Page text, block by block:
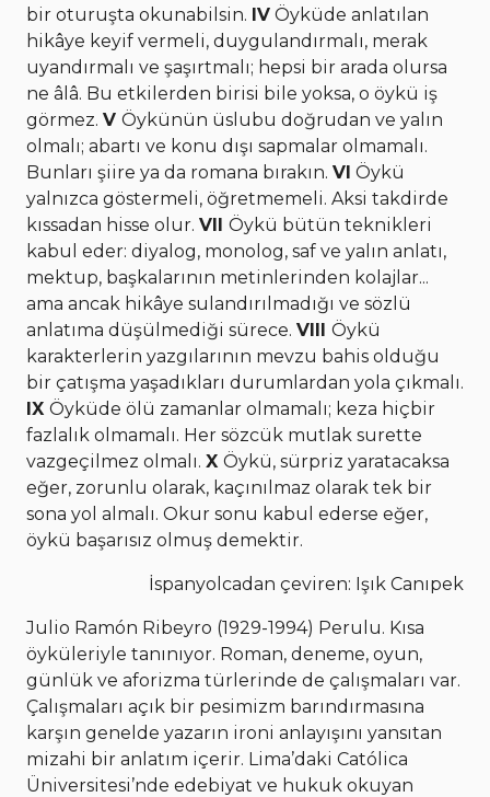
bir oturuşta okunabilsin. IV Öyküde anlatılan
hikâye keyif vermeli, duygulandırmalı, merak
uyandırmalı ve şaşırtmalı; hepsi bir arada olursa
ne âlâ. Bu etkilerden birisi bile yoksa, o öykü iş
görmez. V Öykünün üslubu doğrudan ve yalın
olmalı; abartı ve konu dışı sapmalar olmamalı.
Bunları şiire ya da romana bırakın. VI Öykü
yalnızca göstermeli, öğretmemeli. Aksi takdirde
kıssadan hisse olur. VII Öykü bütün teknikleri
kabul eder: diyalog, monolog, saf ve yalın anlatı,
mektup, başkalarının metinlerinden kolajlar...
ama ancak hikâye sulandırılmadığı ve sözlü
anlatıma düşülmediği sürece. VIII Öykü
karakterlerin yazgılarının mevzu bahis olduğu
bir çatışma yaşadıkları durumlardan yola çıkmalı.
IX Öyküde ölü zamanlar olmamalı; keza hiçbir
fazlalık olmamalı. Her sözcük mutlak surette
vazgeçilmez olmalı. X Öykü, sürpriz yaratacaksa
eğer, zorunlu olarak, kaçınılmaz olarak tek bir
sona yol almalı. Okur sonu kabul ederse eğer,
öykü başarısız olmuş demektir.
İspanyolcadan çeviren: Işık Canıpek
Julio Ramón Ribeyro (1929-1994) Perulu. Kısa
öyküleriyle tanınıyor. Roman, deneme, oyun,
günlük ve aforizma türlerinde de çalışmaları var.
Çalışmaları açık bir pesimizm barındırmasına
karşın genelde yazarın ironi anlayışını yansıtan
mizahi bir anlatım içerir. Lima’daki Católica
Üniversitesi’nde edebiyat ve hukuk okuyan